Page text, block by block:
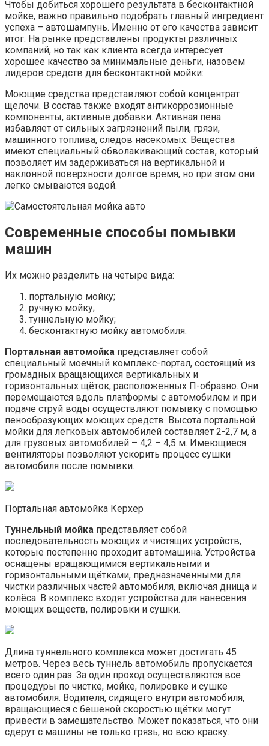
Чтобы добиться хорошего результата в бесконтактной
мойке, важно правильно подобрать главный ингредиент
успеха – автошампунь. Именно от его качества зависит
итог. На рынке представлены продукты различных
компаний, но так как клиента всегда интересует
хорошее качество за минимальные деньги, назовем
лидеров средств для бесконтактной мойки:
Моющие средства представляют собой концентрат
щелочи. В состав также входят антикоррозионные
компоненты, активные добавки. Активная пена
избавляет от сильных загрязнений пыли, грязи,
машинного топлива, следов насекомых. Вещества
имеют специальный обволакивающий состав, который
позволяет им задерживаться на вертикальной и
наклонной поверхности долгое время, но при этом они
легко смываются водой.
Современные способы помывки
машин
Их можно разделить на четыре вида:
портальную мойку;
ручную мойку;
туннельную мойку;
бесконтактную мойку автомобиля.
Портальная автомойка представляет собой
специальный моечный комплекс-портал, состоящий из
громадных вращающихся вертикальных и
горизонтальных щёток, расположенных П-образно. Они
перемещаются вдоль платформы с автомобилем и при
подаче струй воды осуществляют помывку с помощью
пенообразующих моющих средств. Высота портальной
мойки для легковых автомобилей составляет 2-2,7 м, а
для грузовых автомобилей – 4,2 – 4,5 м. Имеющиеся
вентиляторы позволяют ускорить процесс сушки
автомобиля после помывки.
Портальная автомойка Керхер
Туннельный мойка представляет собой
последовательность моющих и чистящих устройств,
которые постепенно проходит автомашина. Устройства
оснащены вращающимися вертикальными и
горизонтальными щётками, предназначенными для
чистки различных частей автомобиля, включая днища и
колёса. В комплекс входят устройства для нанесения
моющих веществ, полировки и сушки.
Длина туннельного комплекса может достигать 45
метров. Через весь туннель автомобиль пропускается
всего один раз. За один проход осуществляются все
процедуры по чистке, мойке, полировке и сушке
автомобиля. Водителя, сидящего внутри автомобиля,
вращающиеся с бешеной скоростью щётки могут
привести в замешательство. Может показаться, что они
сдерут с машины не только грязь, но всю краску.